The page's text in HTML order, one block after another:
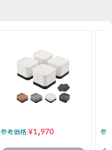
参考価格:¥1,970 参